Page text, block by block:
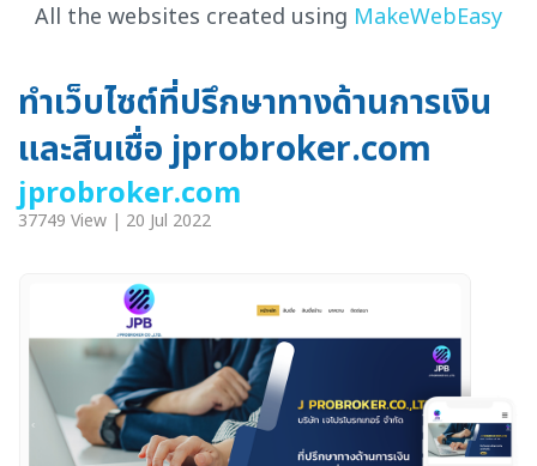
All the websites created using MakeWebEasy
ทำเว็บไซต์ที่ปรึกษาทางด้านการเงิน
และสินเชื่อ jprobroker.com
jprobroker.com
37749 View | 20 Jul 2022